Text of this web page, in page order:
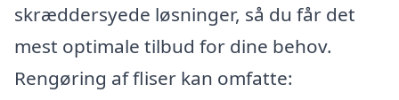
skræddersyede løsninger, så du får det
mest optimale tilbud for dine behov.
Rengøring af fliser kan omfatte: